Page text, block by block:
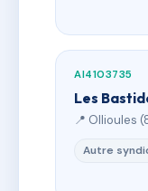
AI4103735
Les
📍 Ollioules
Autre